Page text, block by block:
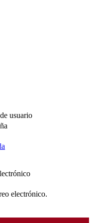
usuario
electrónico.